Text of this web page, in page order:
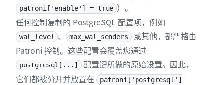
patroni['enable'] = true ）。
任何控制复制的 PostgreSQL 配置项，例如
wal_level 、 max_wal_senders
或其他，都严格由
Patroni 控制。这些配置会覆盖您通过
postgresql[...]
配置键所做的原始设置。因此，
它们都被分开并放置在
patroni['postgresql']